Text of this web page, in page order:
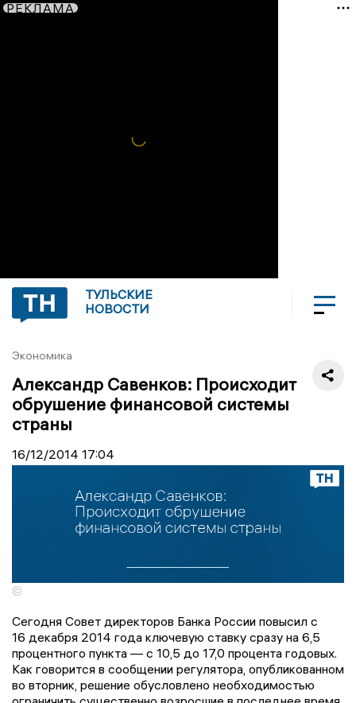
РЕКЛАМА
ТУЛЬСКИЕ
НОВОСТИ
Экономика
Александр Савенков: Происходит
обрушение финансовой системы
страны
16/12/2014 17:04
©
Сегодня Совет директоров Банка России повысил с
16 декабря 2014 года ключевую ставку сразу на 6,5
процентного пункта — с 10,5 до 17,0 процента годовых.
Как говорится в сообщении регулятора, опубликованном
во вторник, решение обусловлено необходимостью